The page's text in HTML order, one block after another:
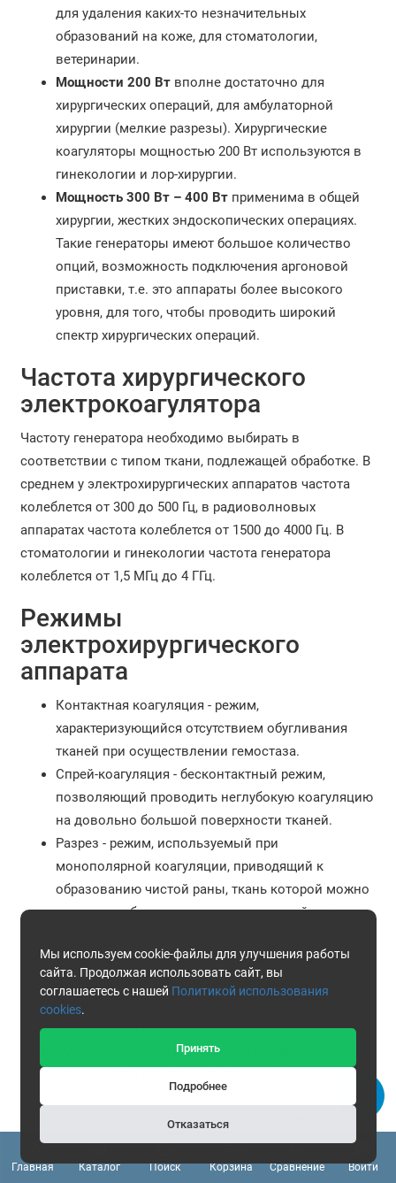
Главная Каталог Поиск Корзина
0
Сравнение
Войти
для удаления каких-то незначительных
образований на коже, для стоматологии,
ветеринарии.
Мощности 200 Втвполне достаточно для
хирургических операций, для амбулаторной
хирургии (мелкие разрезы). Хирургические
коагуляторы мощностью 200 Вт используются в
гинекологии и лор-хирургии.
Мощность 300 Вт – 400 Втприменима в общей
хирургии, жестких эндоскопических операциях.
Такие генераторы имеют большое количество
опций, возможность подключения аргоновой
приставки, т.е. это аппараты более высокого
уровня, для того, чтобы проводить широкий
спектр хирургических операций.
Частота хирургического
электрокоагулятора
Частоту генератора необходимо выбирать в
соответствии с типом ткани, подлежащей обработке. В
среднем у электрохирургических аппаратов частота
колеблется от 300 до 500 Гц, в радиоволновых
аппаратах частота колеблется от 1500 до 4000 Гц. В
стоматологии и гинекологии частота генератора
колеблется от 1,5 МГц до 4 ГГц.
Режимы
электрохирургического
аппарата
Контактная коагуляция - режим,
характеризующийся отсутствием обугливания
тканей при осуществлении гемостаза.
Спрей-коагуляция - бесконтактный режим,
позволяющий проводить неглубокую коагуляцию
на довольно большой поверхности тканей.
Разрез - режим, используемый при
монополярной коагуляции, приводящий к
образованию чистой раны, ткань которой можно
подвергать биопсии, или раны с тончайшим
Совмещенный разрез+коагуляция - режим,
совмещающий два описанных выше режима.
Применяется для операций на тканях,
насыщенных кровеносными сосудами.
TUR - режим резания под слоем жидкости.
ENDO - режим, обеспечивающий одномоментное
резание и коагуляцию с минимальным
термическим воздействием на окружающие
Мы используем cookie-файлы для улучшения работы
сайта. Продолжая использовать сайт, вы
соглашаетесь с нашей Политикой использования
cookies.
Принять
Подробнее
Отказаться